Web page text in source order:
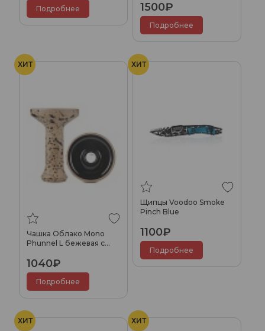
Подробнее 1500₽
Подробнее
ХИТ
Чашка Облако Mono
Phunnel L бежевая с
1040₽
Подробнее
ХИТ
Щипцы Voodoo Smoke
Pinch Blue
1100₽
Подробнее
ХИТ ХИТ